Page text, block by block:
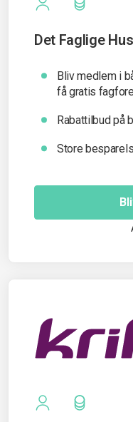
Det Faglige Hus
Bliv medlem i
få gratis
Rabattilbud på
Store